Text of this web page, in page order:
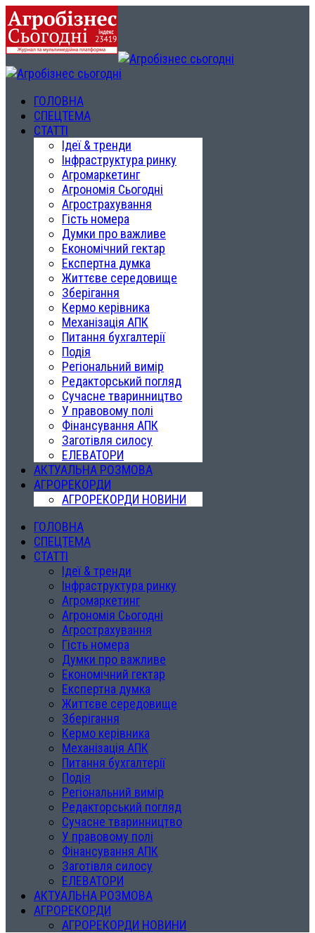
ГОЛОВНА
СПЕЦТЕМА
СТАТТІ
Ідеї & тренди
Інфраструктура ринку
Агромаркетинг
Агрономія Сьогодні
Агрострахування
Гість номера
Думки про важливе
Економічний гектар
Експертна думка
Життєве середовище
Зберігання
Кермо керівника
Механізація АПК
Питання бухгалтерії
Подія
Регіональний вимір
Редакторський погляд
Сучасне тваринництво
У правовому полі
Фінансування АПК
Заготівля силосу
ЕЛЕВАТОРИ
АКТУАЛЬНА РОЗМОВА
АГРОРЕКОРДИ
АГРОРЕКОРДИ НОВИНИ
ГОЛОВНА
СПЕЦТЕМА
СТАТТІ
Ідеї & тренди
Інфраструктура ринку
Агромаркетинг
Агрономія Сьогодні
Агрострахування
Гість номера
Думки про важливе
Економічний гектар
Експертна думка
Життєве середовище
Зберігання
Кермо керівника
Механізація АПК
Питання бухгалтерії
Подія
Регіональний вимір
Редакторський погляд
Сучасне тваринництво
У правовому полі
Фінансування АПК
Заготівля силосу
ЕЛЕВАТОРИ
АКТУАЛЬНА РОЗМОВА
АГРОРЕКОРДИ
АГРОРЕКОРДИ НОВИНИ